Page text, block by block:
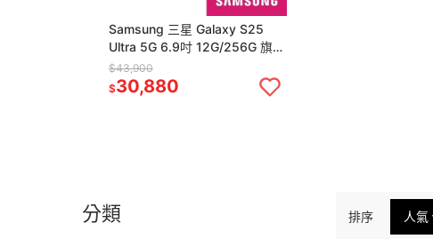
Samsung 三星 Galaxy S25
Ultra 5G 6.9吋 12G/256G 旗艦
智慧手機
$43,900
$30,880
分類 排序 人氣